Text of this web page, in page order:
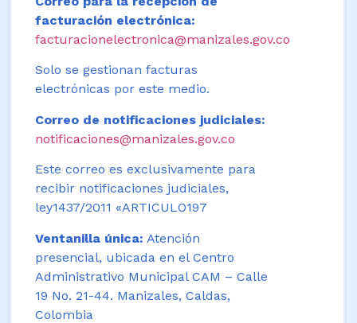
facturación electrónica:
facturacionelectronica@manizales.gov.co
Solo se gestionan facturas
electrónicas por este medio.
Correo de notificaciones judiciales:
notificaciones@manizales.gov.co
Este correo es exclusivamente para
recibir notificaciones judiciales,
ley1437/2011 «ARTICULO197
Ventanilla única: Atención
presencial, ubicada en el Centro
Administrativo Municipal CAM – Calle
19 No. 21-44. Manizales, Caldas,
Colombia